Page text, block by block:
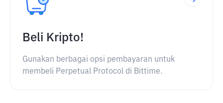
Beli Kripto!
Gunakan berbagai opsi pembayaran untuk
membeli Perpetual Protocol di Bittime.